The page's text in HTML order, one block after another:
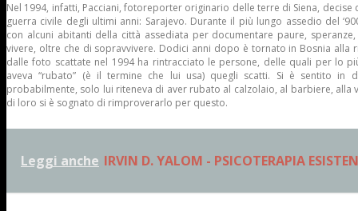
Nel 1994, infatti, Pacciani, fotoreporter originario delle terre di Siena,
guerra civile degli ultimi anni: Sarajevo. Durante il più lungo assedio del
con alcuni abitanti della città assediata per documentare paure,
vivere, oltre che di sopravvivere. Dodici anni dopo è tornato in Bosnia alla
dalle foto scattate nel 1994 ha rintracciato le persone, delle quali per lo
aveva “rubato” (è il termine che lui usa) quegli scatti. Si è sentito in
probabilmente, solo lui riteneva di aver rubato al calzolaio, al barbiere, alla
di loro si è sognato di rimproverarlo per questo.
Leggi anche IRVIN D. YALOM - PSICOTERAPIA